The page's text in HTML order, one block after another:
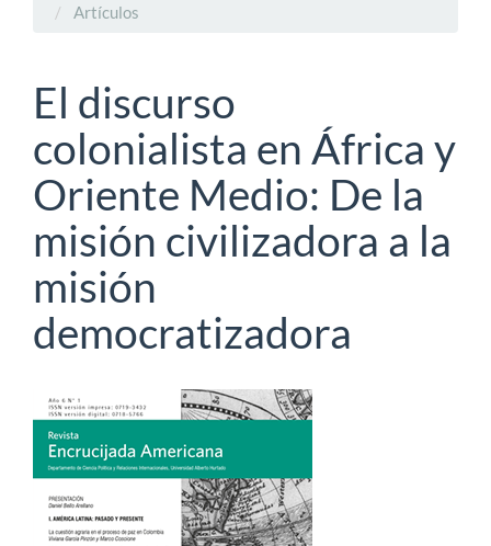
Artículos
El discurso
colonialista en África y
Oriente Medio: De la
misión civilizadora a la
misión
democratizadora
Barra
lateral
del
artículo